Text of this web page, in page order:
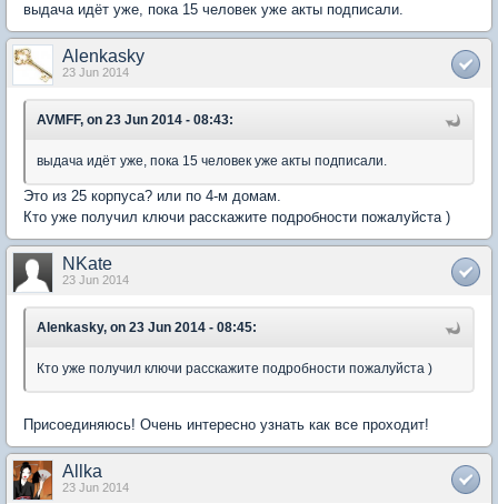
выдача идёт уже, пока 15 человек уже акты подписали.
Alenkasky
23 Jun 2014
AVMFF, on 23 Jun 2014 - 08:43:
выдача идёт уже, пока 15 человек уже акты подписали.
Это из 25 корпуса? или по 4-м домам.
Кто уже получил ключи расскажите подробности пожалуйста )
NKate
23 Jun 2014
Alenkasky, on 23 Jun 2014 - 08:45:
Кто уже получил ключи расскажите подробности пожалуйста )
Присоединяюсь! Очень интересно узнать как все проходит!
Allka
23 Jun 2014